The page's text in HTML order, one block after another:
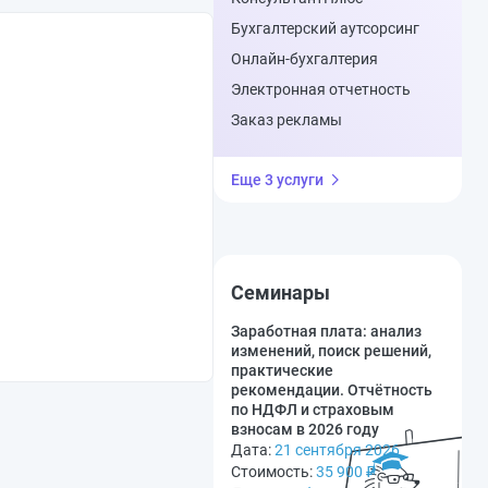
Бухгалтерский аутсорсинг
Онлайн-бухгалтерия
Электронная отчетность
Заказ рекламы
Еще 3 услуги
Семинары
Заработная плата: анализ
изменений, поиск решений,
практические
рекомендации. Отчётность
по НДФЛ и страховым
взносам в 2026 году
Дата:21 сентября 2026
Стоимость:35 900 ₽